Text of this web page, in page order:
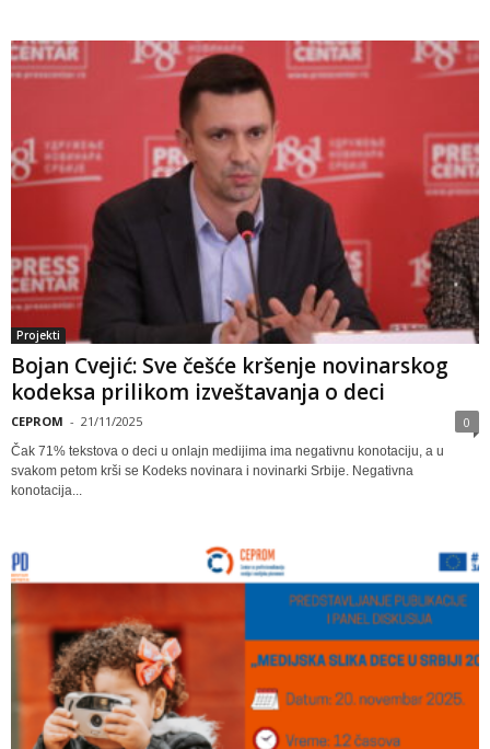
Projekti
Bojan Cvejić: Sve češće kršenje novinarskog
kodeksa prilikom izveštavanja o deci
CEPROM - 21/11/2025 0
Čak 71% tekstova o deci u onlajn medijima ima negativnu konotaciju, a u
svakom petom krši se Kodeks novinara i novinarki Srbije. Negativna
konotacija...